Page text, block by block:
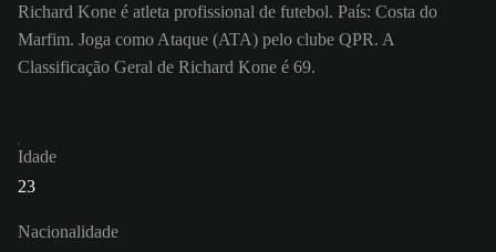
Richard Kone é atleta profissional de futebol. País: Costa do
Marfim. Joga como Ataque (ATA) pelo clube QPR. A
Classificação Geral de Richard Kone é 69.
Idade
23
Nacionalidade